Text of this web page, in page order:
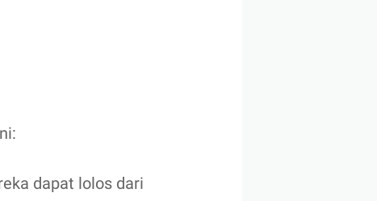
dapat lolos dari